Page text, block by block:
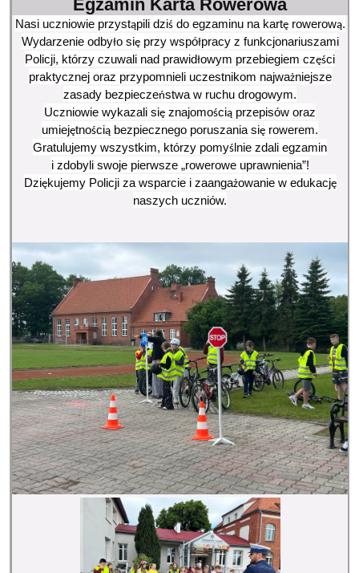
Egzamin Karta Rowerowa
Nasi uczniowie przystąpili dziśdo egzaminu na kartęrowerową.
Wydarzenie odbyło sięprzy współpracy z funkcjonariuszami
Policji, którzy czuwali nad prawidłowym przebiegiem części
praktycznej oraz przypomnieli uczestnikom najważniejsze
zasady bezpieczeństwa w ruchu drogowym.
Uczniowie wykazali się znajomością przepisów oraz
umiejętnością bezpiecznego poruszania się rowerem.
Gratulujemy wszystkim, którzy pomyślnie zdali egzamin
i zdobyli swoje pierwsze „rowerowe uprawnienia”!
Dziękujemy Policji za wsparcie i zaangażowanie w edukację
naszych uczniów.